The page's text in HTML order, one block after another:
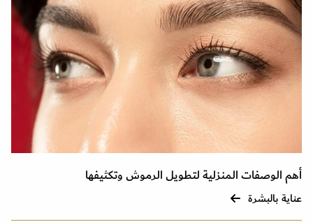
أهم الوصفات المنزلية لتطويل الرموش وتكثيفها
عناية بالبشرة